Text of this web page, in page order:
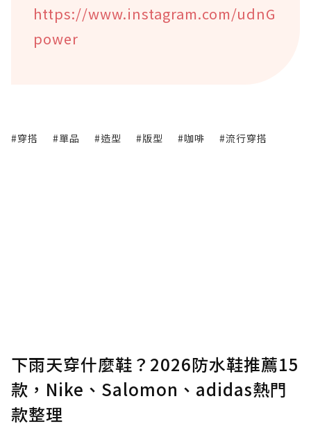
https://www.instagram.com/udnG
power
#穿搭 #單品 #造型 #版型 #咖啡 #流行穿搭
下雨天穿什麼鞋？2026防水鞋推薦15
款，Nike、Salomon、adidas熱門
款整理